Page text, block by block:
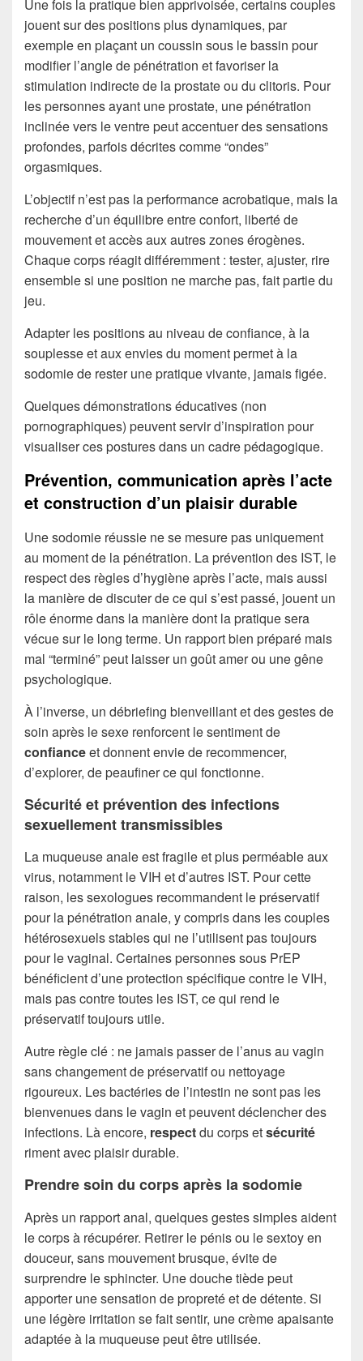
Une fois la pratique bien apprivoisée, certains couples
jouent sur des positions plus dynamiques, par
exemple en plaçant un coussin sous le bassin pour
modifier l’angle de pénétration et favoriser la
stimulation indirecte de la prostate ou du clitoris. Pour
les personnes ayant une prostate, une pénétration
inclinée vers le ventre peut accentuer des sensations
profondes, parfois décrites comme “ondes”
orgasmiques.
L’objectif n’est pas la performance acrobatique, mais la
recherche d’un équilibre entre confort, liberté de
mouvement et accès aux autres zones érogènes.
Chaque corps réagit différemment : tester, ajuster, rire
ensemble si une position ne marche pas, fait partie du
jeu.
Adapter les positions au niveau de confiance, à la
souplesse et aux envies du moment permet à la
sodomie de rester une pratique vivante, jamais figée.
Quelques démonstrations éducatives (non
pornographiques) peuvent servir d’inspiration pour
visualiser ces postures dans un cadre pédagogique.
Prévention, communication après l’acte
et construction d’un plaisir durable
Une sodomie réussie ne se mesure pas uniquement
au moment de la pénétration. La prévention des IST, le
respect des règles d’hygiène après l’acte, mais aussi
la manière de discuter de ce qui s’est passé, jouent un
rôle énorme dans la manière dont la pratique sera
vécue sur le long terme. Un rapport bien préparé mais
mal “terminé” peut laisser un goût amer ou une gêne
psychologique.
À l’inverse, un débriefing bienveillant et des gestes de
soin après le sexe renforcent le sentiment de
confianceet donnent envie de recommencer,
d’explorer, de peaufiner ce qui fonctionne.
Sécurité et prévention des infections
sexuellement transmissibles
La muqueuse anale est fragile et plus perméable aux
virus, notamment le VIH et d’autres IST. Pour cette
raison, les sexologues recommandent le préservatif
pour la pénétration anale, y compris dans les couples
hétérosexuels stables qui ne l’utilisent pas toujours
pour le vaginal. Certaines personnes sous PrEP
bénéficient d’une protection spécifique contre le VIH,
mais pas contre toutes les IST, ce qui rend le
préservatif toujours utile.
Autre règle clé : ne jamais passer de l’anus au vagin
sans changement de préservatif ou nettoyage
rigoureux. Les bactéries de l’intestin ne sont pas les
bienvenues dans le vagin et peuvent déclencher des
infections. Là encore, respectdu corps etsécurité
riment avec plaisir durable.
Prendre soin du corps après la sodomie
Après un rapport anal, quelques gestes simples aident
le corps à récupérer. Retirer le pénis ou le sextoy en
douceur, sans mouvement brusque, évite de
surprendre le sphincter. Une douche tiède peut
apporter une sensation de propreté et de détente. Si
une légère irritation se fait sentir, une crème apaisante
adaptée à la muqueuse peut être utilisée.